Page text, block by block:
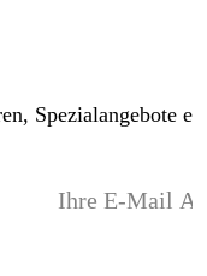
Spezialangebote